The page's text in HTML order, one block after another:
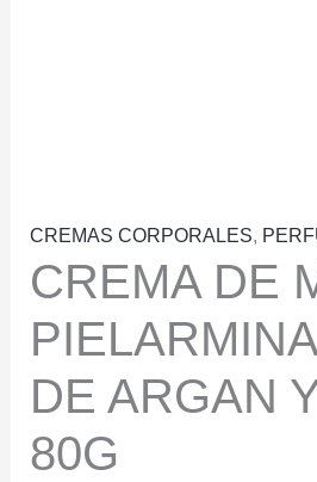
CREMAS CORPORALES,
CREMA DE
DE ARGAN
80G